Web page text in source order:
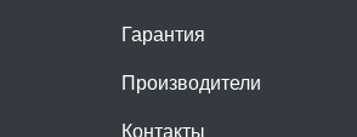
Гарантия
Производители
Контакты